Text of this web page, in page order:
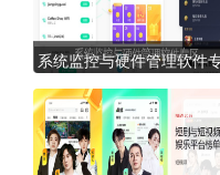
系统监控与硬件管理软件